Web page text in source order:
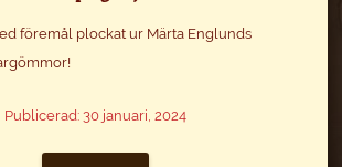
föremål plockat ur Märta Englunds
Publicerad: 30 januari, 2024